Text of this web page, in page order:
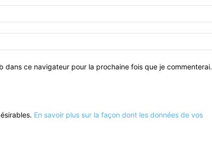
dans ce navigateur pour la prochaine fois que je commenterai.
En savoir plus sur la façon dont les données de vos